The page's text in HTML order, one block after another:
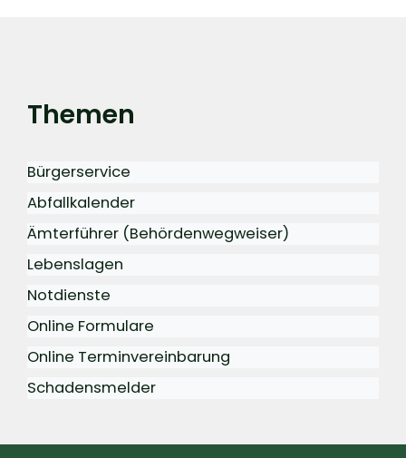
Themen
Bürgerservice
Abfallkalender
Ämterführer (Behördenwegweiser)
Lebenslagen
Notdienste
Online Formulare
Online Terminvereinbarung
Schadensmelder